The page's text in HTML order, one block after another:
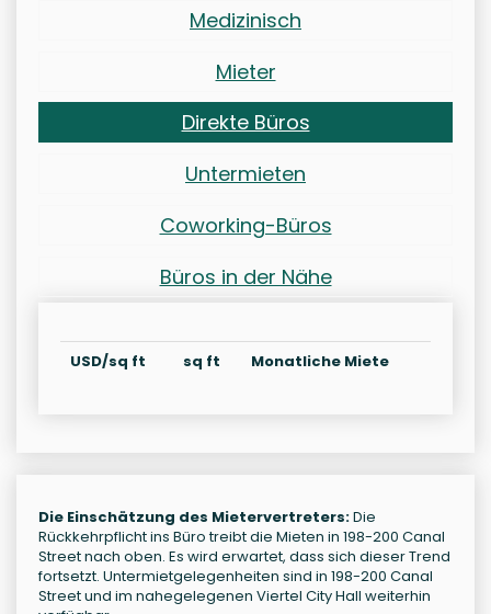
Medizinisch
Mieter
Direkte Büros
Untermieten
Coworking-Büros
Büros in der Nähe
USD/sq ft sq ft Monatliche Miete
Die Einschätzung des Mietervertreters:Die
Rückkehrpflicht ins Büro treibt die Mieten in 198-200 Canal
Street nach oben. Es wird erwartet, dass sich dieser Trend
fortsetzt. Untermietgelegenheiten sind in 198-200 Canal
Street und im nahegelegenen Viertel City Hall weiterhin